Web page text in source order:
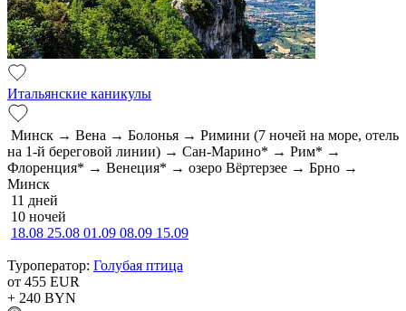
Итальянские каникулы
Минск → Вена → Болонья → Римини (7 ночей на море, отель
на 1-й береговой линии) → Сан-Марино* → Рим* →
Флоренция* → Венеция* → озеро Вёртерзее → Брно →
Минск
11 дней
10 ночей
18.08 25.08 01.09 08.09 15.09
Туроператор: Голубая птица
от 455 EUR
+ 240 BYN